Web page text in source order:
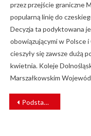
przez przejście graniczne
popularną linię do
Decyzja ta podyktowana
obowiązującymi w Polsce
cieszyły się zawsze dużą
kwietnia. Koleje
Marszałkowskim
NAWIGACJA
WPISU
Podstawowe właściwości linii kolejowych w Polsce [RAPORT]